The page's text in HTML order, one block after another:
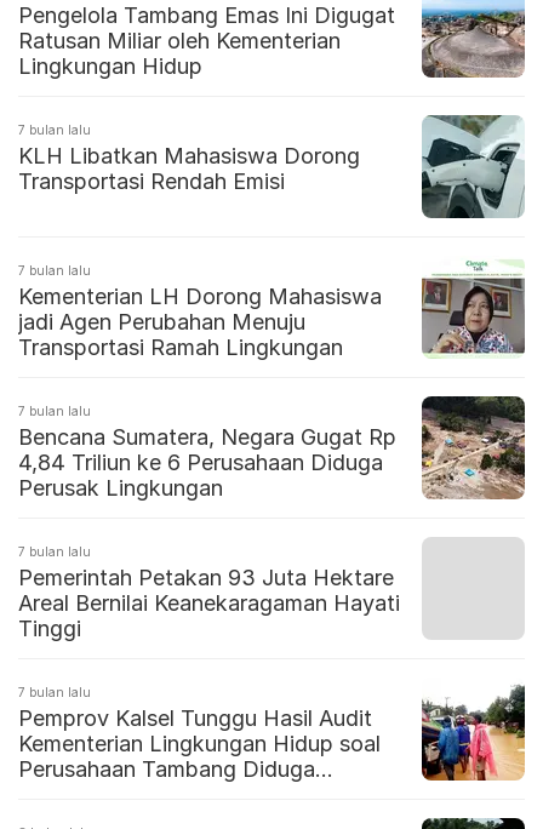
Pengelola Tambang Emas Ini Digugat
Ratusan Miliar oleh Kementerian
Lingkungan Hidup
7 bulan lalu
KLH Libatkan Mahasiswa Dorong
Transportasi Rendah Emisi
7 bulan lalu
Kementerian LH Dorong Mahasiswa
jadi Agen Perubahan Menuju
Transportasi Ramah Lingkungan
7 bulan lalu
Bencana Sumatera, Negara Gugat Rp
4,84 Triliun ke 6 Perusahaan Diduga
Perusak Lingkungan
7 bulan lalu
Pemerintah Petakan 93 Juta Hektare
Areal Bernilai Keanekaragaman Hayati
Tinggi
7 bulan lalu
Pemprov Kalsel Tunggu Hasil Audit
Kementerian Lingkungan Hidup soal
Perusahaan Tambang Diduga